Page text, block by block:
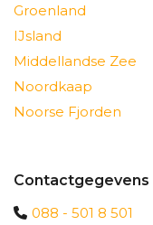
Groenland
IJsland
Middellandse Zee
Noordkaap
Noorse Fjorden
Contactgegevens
088 - 501 8 501